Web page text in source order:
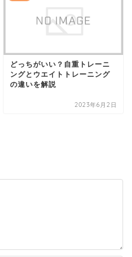
どっちがいい？自重トレーニ
ングとウエイトトレーニング
の違いを解説
2023年6月2日